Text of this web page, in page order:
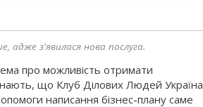
адже з'явилася нова послуга.
про можливість отримати
що Клуб Ділових Людей Україна
написання бізнес-плану саме